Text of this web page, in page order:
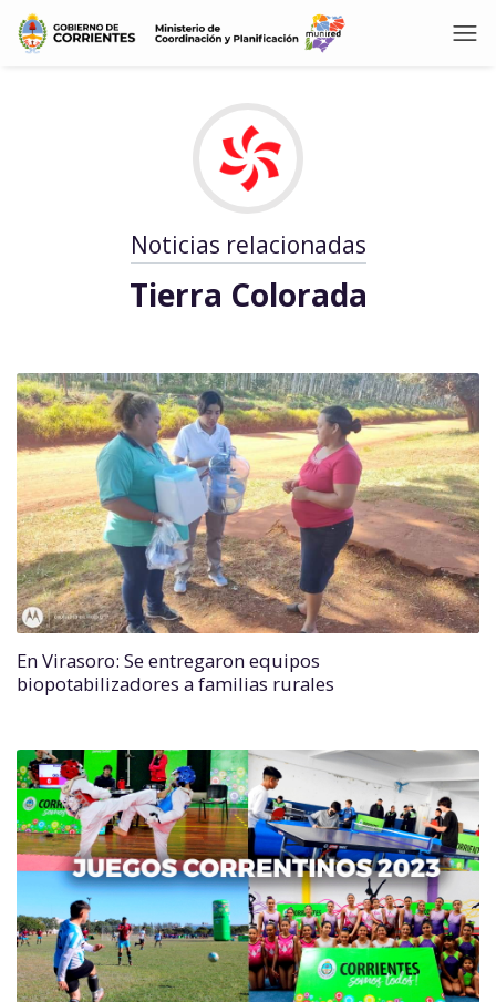
Noticias relacionadas
Tierra Colorada
En Virasoro: Se entregaron equipos
biopotabilizadores a familias rurales